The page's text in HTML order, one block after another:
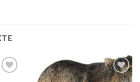
Auf die